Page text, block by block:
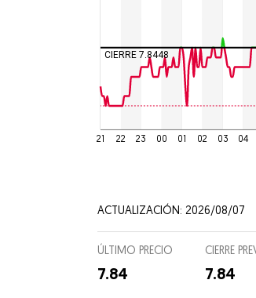
CIERRE 7.8448
21 22 23 00 01 02 03 04
ACTUALIZACIÓN: 2026/08/07
ÚLTIMO PRECIO
7.84
CIERRE
7.84